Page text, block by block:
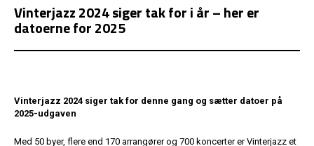
Kontakt
SHOP
Vinterjazz 2024 siger tak for i år – her er
datoerne for 2025
Vinterjazz 2024 siger tak for denne gang og sætter datoer på
2025-udgaven
Med 50 byer, flere end 170 arrangører og 700 koncerter er Vinterjazz et